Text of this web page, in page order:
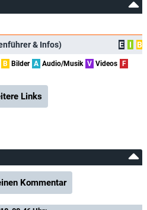
& Infos) E I B
B Bilder A Audio/Musik V Videos
F
Links
Kommentar